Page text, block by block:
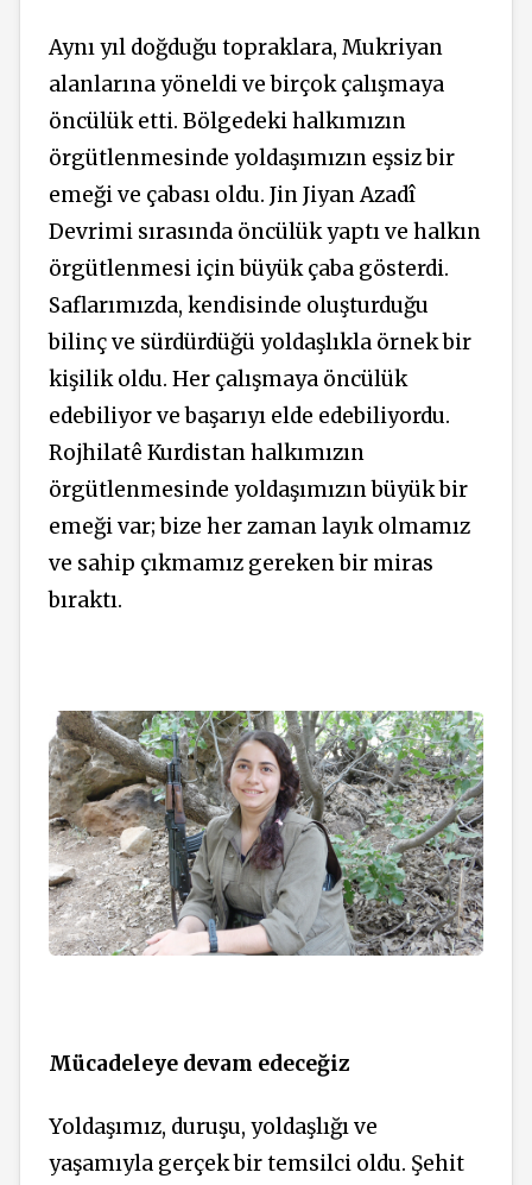
Aynı yıl doğduğu topraklara, Mukriyan
alanlarına yöneldi ve birçok çalışmaya
öncülük etti. Bölgedeki halkımızın
örgütlenmesinde yoldaşımızın eşsiz bir
emeği ve çabası oldu. Jin Jiyan Azadî
Devrimi sırasında öncülük yaptı ve halkın
örgütlenmesi için büyük çaba gösterdi.
Saflarımızda, kendisinde oluşturduğu
bilinç ve sürdürdüğü yoldaşlıkla örnek bir
kişilik oldu. Her çalışmaya öncülük
edebiliyor ve başarıyı elde edebiliyordu.
Rojhilatê Kurdistan halkımızın
örgütlenmesinde yoldaşımızın büyük bir
emeği var; bize her zaman layık olmamız
ve sahip çıkmamız gereken bir miras
bıraktı.
Mücadeleye devam edeceğiz
Yoldaşımız, duruşu, yoldaşlığı ve
yaşamıyla gerçek bir temsilci oldu. Şehit